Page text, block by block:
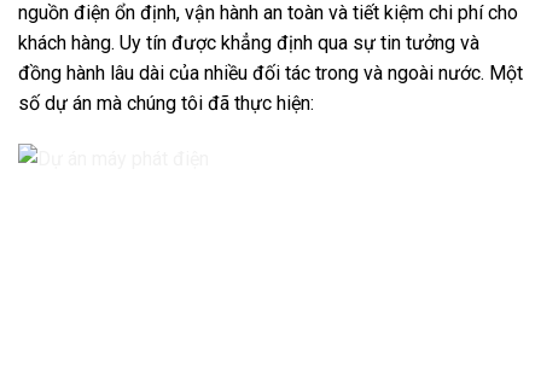
nguồn điện ổn định, vận hành an toàn và tiết kiệm chi phí cho
khách hàng. Uy tín được khẳng định qua sự tin tưởng và
đồng hành lâu dài của nhiều đối tác trong và ngoài nước. Một
số dự án mà chúng tôi đã thực hiện: